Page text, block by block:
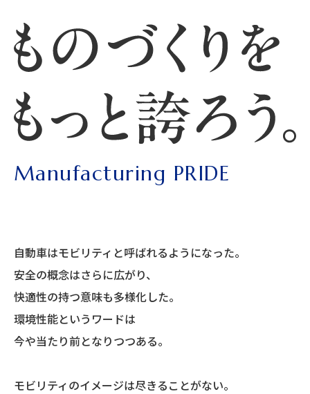
Manufacturing PRIDE
自動車はモビリティと呼ばれるようになった。
安全の概念はさらに広がり、
快適性の持つ意味も多様化した。
環境性能というワードは
今や当たり前となりつつある。
モビリティのイメージは尽きることがない。